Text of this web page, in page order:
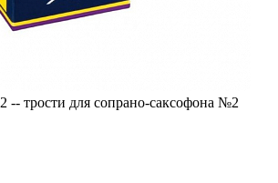
-- трости для сопрано-саксофона №2